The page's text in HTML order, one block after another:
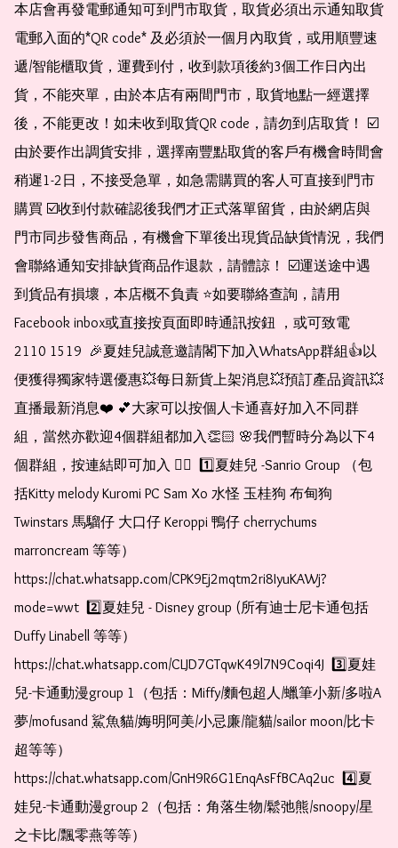
本店會再發電郵通知可到門市取貨，取貨必須出示通知取貨
電郵入面的*QR code* 及必須於一個月內取貨，或用順豐速
遞/智能櫃取貨，運費到付，收到款項後約3個工作日內出
貨，不能夾單，由於本店有兩間門市，取貨地點一經選擇
後，不能更改！如未收到取貨QR code，請勿到店取貨！ ☑️
由於要作出調貨安排，選擇南豐點取貨的客戶有機會時間會
稍遲1-2日，不接受急單，如急需購買的客人可直接到門市
購買 ☑️收到付款確認後我們才正式落單留貨，由於網店與
門市同步發售商品，有機會下單後出現貨品缺貨情況，我們
會聯絡通知安排缺貨商品作退款，請體諒！ ☑️運送途中遇
到貨品有損壞，本店概不負責 ⭐️如要聯絡查詢，請用
Facebook inbox或直接按頁面即時通訊按鈕 ，或可致電
2110 1519  🎉夏娃兒誠意邀請閣下加入WhatsApp群組👍以
便獲得獨家特選優惠💥每日新貨上架消息💥預訂產品資訊💥
直播最新消息❤️ 💕大家可以按個人卡通喜好加入不同群
組，當然亦歡迎4個群組都加入👏🏻 🌸我們暫時分為以下4
個群組，按連結即可加入 👇🏻  1️⃣夏娃兒 -Sanrio Group （包
括Kitty melody Kuromi PC Sam Xo 水怪 玉桂狗 布甸狗
Twinstars 馬騮仔 大口仔 Keroppi 鴨仔 cherrychums
marroncream 等等）
https://chat.whatsapp.com/CPK9Ej2mqtm2ri8IyuKAWj?
mode=wwt  2️⃣夏娃兒 - Disney group (所有迪士尼卡通包括
Duffy Linabell 等等）
https://chat.whatsapp.com/CLJD7GTqwK49l7N9Coqi4J  3️⃣夏娃
兒-卡通動漫group 1（包括：Miffy/麵包超人/蠟筆小新/多啦A
夢/mofusand 鯊魚貓/娒明阿美/小忌廉/龍貓/sailor moon/比卡
超等等）
https://chat.whatsapp.com/GnH9R6G1EnqAsFfBCAq2uc  4️⃣夏
娃兒-卡通動漫group 2（包括：角落生物/鬆弛熊/snoopy/星
之卡比/飄零燕等等）